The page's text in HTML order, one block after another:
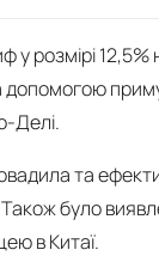
12,5%
допомогою
Делі.
та
було
в Китаї.